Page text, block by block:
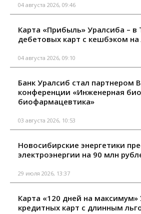
04 августа 2026, 09:46
Карта «Прибыль» Уралсиба –
дебетовых карт с кешбэком на
04 августа 2026, 09:10
Банк Уралсиб стал партнером
конференции «Инженерная
биофармацевтика»
03 августа 2026, 10:53
Новосибирские энергетики
электроэнергии на 90 млн
29 июля 2026, 13:37
Карта «120 дней на максимум»
кредитных карт с длинным